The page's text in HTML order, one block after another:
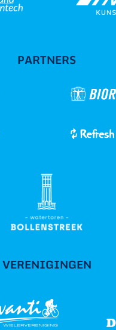
PARTNERS
VERENIGINGEN